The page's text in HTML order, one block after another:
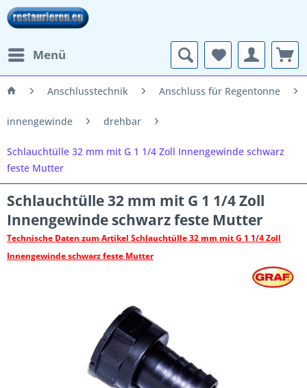
Menü
Anschlusstechnik Anschluss für Regentonne
innengewinde drehbar
Schlauchtülle 32 mm mit G 1 1/4 Zoll Innengewinde schwarz
feste Mutter
Schlauchtülle 32 mm mit G 1 1/4 Zoll
Innengewinde schwarz feste Mutter
Technische Daten zum Artikel Schlauchtülle 32 mm mit G 1 1/4 Zoll
Innengewinde schwarz feste Mutter